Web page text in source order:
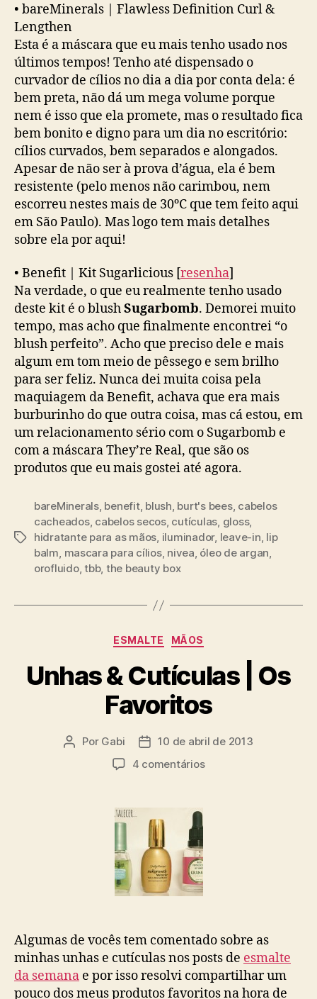
• bareMinerals | Flawless Definition Curl &
Lengthen
Esta é a máscara que eu mais tenho usado nos
últimos tempos! Tenho até dispensado o
curvador de cílios no dia a dia por conta dela: é
bem preta, não dá um mega volume porque
nem é isso que ela promete, mas o resultado fica
bem bonito e digno para um dia no escritório:
cílios curvados, bem separados e alongados.
Apesar de não ser à prova d’água, ela é bem
resistente (pelo menos não carimbou, nem
escorreu nestes mais de 30ºC que tem feito aqui
em São Paulo). Mas logo tem mais detalhes
sobre ela por aqui!
• Benefit | Kit Sugarlicious [resenha]
Na verdade, o que eu realmente tenho usado
deste kit é o blushSugarbomb. Demorei muito
tempo, mas acho que finalmente encontrei “o
blush perfeito”. Acho que preciso dele e mais
algum em tom meio de pêssego e sem brilho
para ser feliz. Nunca dei muita coisa pela
maquiagem da Benefit, achava que era mais
burburinho do que outra coisa, mas cá estou, em
um relacionamento sério com o Sugarbomb e
com a máscara They’re Real, que são os
produtos que eu mais gostei até agora.
Tags
bareMinerals, benefit, blush, burt's bees, cabelos
cacheados, cabelos secos, cutículas, gloss,
hidratante para as mãos, iluminador, leave-in, lip
balm, mascara para cílios, nivea, óleo de argan,
orofluido,tbb, the beauty box
Categorias
ESMALTE MÃOS
Unhas & Cutículas | Os
Favoritos
Autor
Por Gabi
Data10 de abril de 2013
4 comentáriosem
Algumas de vocês tem comentado sobre as
minhas unhas e cutículas nos posts de esmalte
da semana e por isso resolvi compartilhar um
pouco dos meus produtos favoritos na hora de